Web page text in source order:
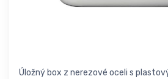
Úložný box z nerezové oceli s